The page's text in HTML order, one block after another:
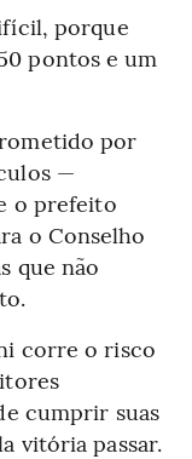
porque
pontos e um
por
—
o prefeito
o Conselho
que não
corre o risco
cumprir suas
vitória passar.